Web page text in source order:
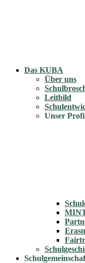
Das KUBA
Über uns
Leitbild
Unser